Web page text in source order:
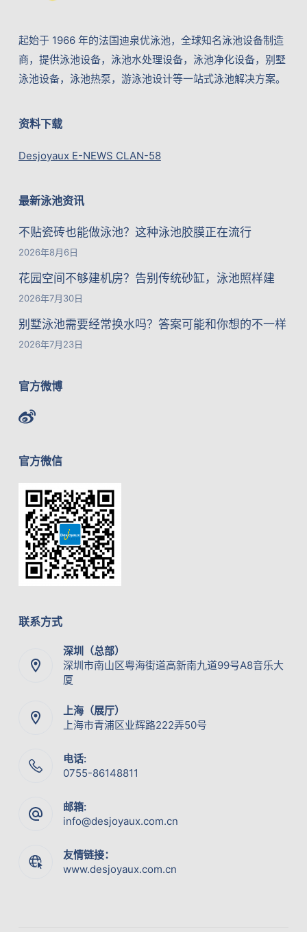
起始于 1966 年的法国迪泉优泳池，全球知名泳池设备制造
商，提供泳池设备，泳池水处理设备，泳池净化设备，别墅
泳池设备，泳池热泵，游泳池设计等一站式泳池解决方案。
资料下载
Desjoyaux E-NEWS CLAN-58
最新泳池资讯
不贴瓷砖也能做泳池？这种泳池胶膜正在流行
2026年8月6日
花园空间不够建机房？告别传统砂缸，泳池照样建
2026年7月30日
别墅泳池需要经常换水吗？答案可能和你想的不一样
2026年7月23日
官方微博
官方微信
联系方式
深圳（总部）
深圳市南山区粤海街道高新南九道99号A8音乐大
厦
上海（展厅）
上海市青浦区业辉路222弄50号
电话:
0755-86148811
邮箱:
info@desjoyaux.com.cn
友情链接：
www.desjoyaux.com.cn